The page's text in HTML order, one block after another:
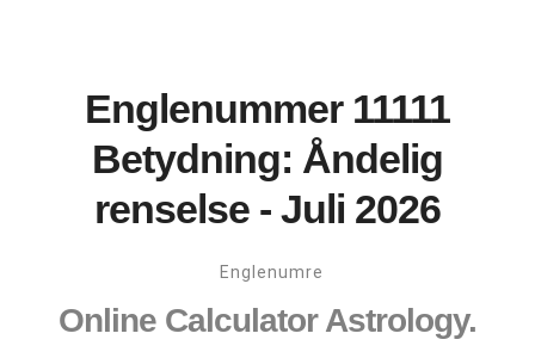
Englenummer 11111
Betydning: Åndelig
renselse - Juli 2026
Englenumre
Online Calculator Astrology.